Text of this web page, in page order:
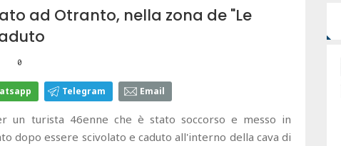
ad Otranto, nella zona de "Le
0
Telegram Email
un turista 46enne che è stato soccorso e messo in
dopo essere scivolato e caduto all'interno della cava di